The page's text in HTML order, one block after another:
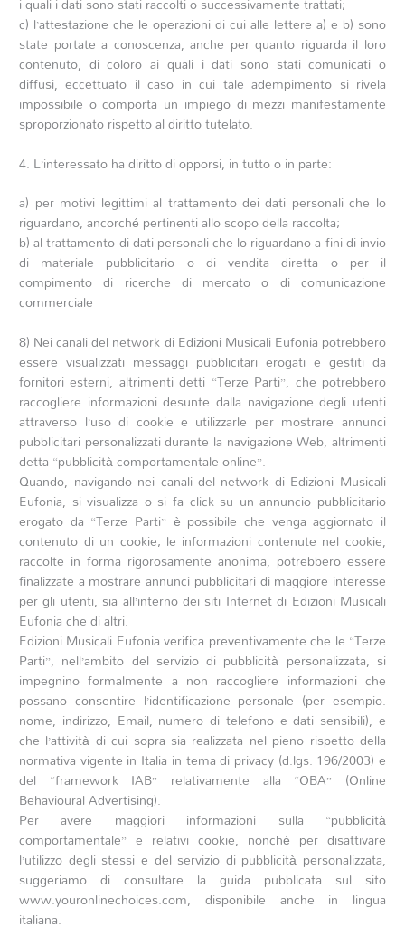
c) l’attestazione che le operazioni di cui alle lettere a) e b) sono
state portate a conoscenza, anche per quanto riguarda il loro
contenuto, di coloro ai quali i dati sono stati comunicati o
diffusi, eccettuato il caso in cui tale adempimento si rivela
impossibile o comporta un impiego di mezzi manifestamente
sproporzionato rispetto al diritto tutelato.
4. L’interessato ha diritto di opporsi, in tutto o in parte:
a) per motivi legittimi al trattamento dei dati personali che lo
riguardano, ancorché pertinenti allo scopo della raccolta;
b) al trattamento di dati personali che lo riguardano a fini di invio
di materiale pubblicitario o di vendita diretta o per il
compimento di ricerche di mercato o di comunicazione
commerciale
8) Nei canali del network di Edizioni Musicali Eufonia potrebbero
essere visualizzati messaggi pubblicitari erogati e gestiti da
fornitori esterni, altrimenti detti “Terze Parti”, che potrebbero
raccogliere informazioni desunte dalla navigazione degli utenti
attraverso l’uso di cookie e utilizzarle per mostrare annunci
pubblicitari personalizzati durante la navigazione Web, altrimenti
detta “pubblicità comportamentale online”.
Quando, navigando nei canali del network di Edizioni Musicali
Eufonia, si visualizza o si fa click su un annuncio pubblicitario
erogato da “Terze Parti” è possibile che venga aggiornato il
contenuto di un cookie; le informazioni contenute nel cookie,
raccolte in forma rigorosamente anonima, potrebbero essere
finalizzate a mostrare annunci pubblicitari di maggiore interesse
per gli utenti, sia all’interno dei siti Internet di Edizioni Musicali
Eufonia che di altri.
Edizioni Musicali Eufonia verifica preventivamente che le “Terze
Parti”, nell’ambito del servizio di pubblicità personalizzata, si
impegnino formalmente a non raccogliere informazioni che
possano consentire l’identificazione personale (per esempio.
nome, indirizzo, Email, numero di telefono e dati sensibili), e
che l’attività di cui sopra sia realizzata nel pieno rispetto della
normativa vigente in Italia in tema di privacy (d.lgs. 196/2003) e
del “framework IAB” relativamente alla “OBA” (Online
Behavioural Advertising).
Per avere maggiori informazioni sulla “pubblicità
comportamentale” e relativi cookie, nonché per disattivare
l’utilizzo degli stessi e del servizio di pubblicità personalizzata,
suggeriamo di consultare la guida pubblicata sul sito
www.youronlinechoices.com, disponibile anche in lingua
italiana.